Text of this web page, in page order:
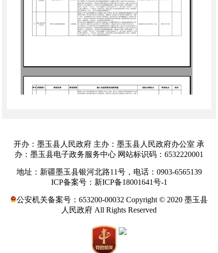
开办：墨玉县人民政府 主办：墨玉县人民政府办公室 承
办：墨玉县电子政务服务中心 网站标识码：6532220001
地址：新疆墨玉县银河北路11号，电话：0903-6565139
ICP备案号：新ICP备18001641号-1
公安机关备案号：653200-00032 Copyright © 2020 墨玉县
人民政府 All Rights Reserved